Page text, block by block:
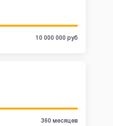
Сумма:
10 000 000 руб
360 месяцев